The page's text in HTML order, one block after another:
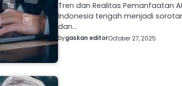
Tren dan Realitas Pemanfaatan
Indonesia tengah menjadi
dan…
bygaskan editorOctober 27, 2025